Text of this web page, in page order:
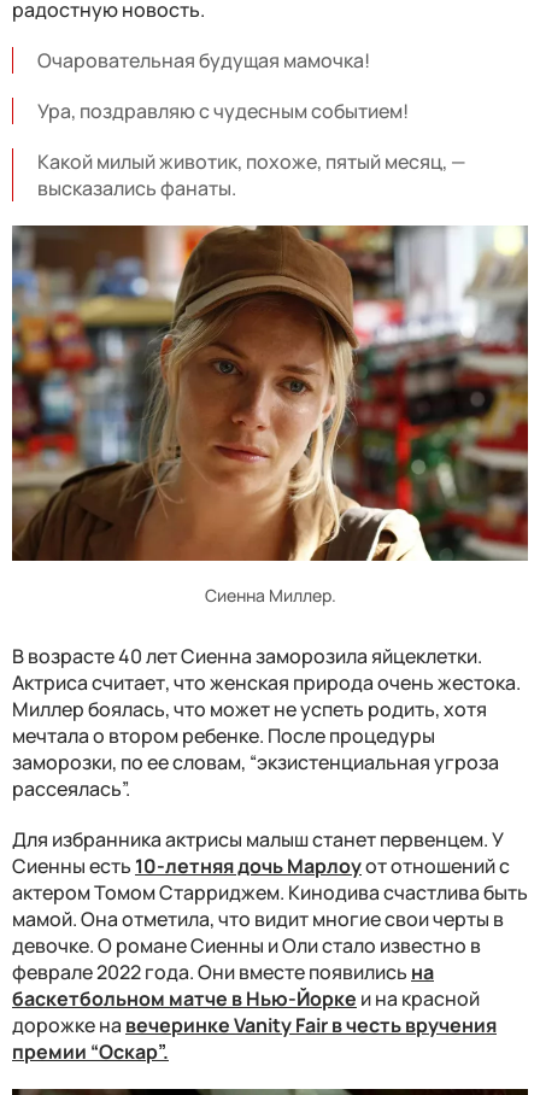
радостную новость.
Очаровательная будущая мамочка!
Ура, поздравляю с чудесным событием!
Какой милый животик, похоже, пятый месяц, —
высказались фанаты.
Сиенна Миллер.
В возрасте 40 лет Сиенна заморозила яйцеклетки.
Актриса считает, что женская природа очень жестока.
Миллер боялась, что может не успеть родить, хотя
мечтала о втором ребенке. После процедуры
заморозки, по ее словам, “экзистенциальная угроза
рассеялась”.
Для избранника актрисы малыш станет первенцем. У
Сиенны есть 10-летняя дочь Марлоуот отношений с
актером Томом Старриджем. Кинодива счастлива быть
мамой. Она отметила, что видит многие свои черты в
девочке. О романе Сиенны и Оли стало известно в
феврале 2022 года. Они вместе появились на
баскетбольном матче в Нью-Йорке и на красной
дорожке на вечеринке Vanity Fair в честь вручения
премии “Оскар”.